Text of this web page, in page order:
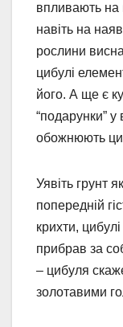
впливають на
навіть на
рослини
цибулі
його. А ще є
“подарунки” у
обожнюють
Уявіть грунт
попередній
крихти,
прибрав за
– цибуля
золотавими